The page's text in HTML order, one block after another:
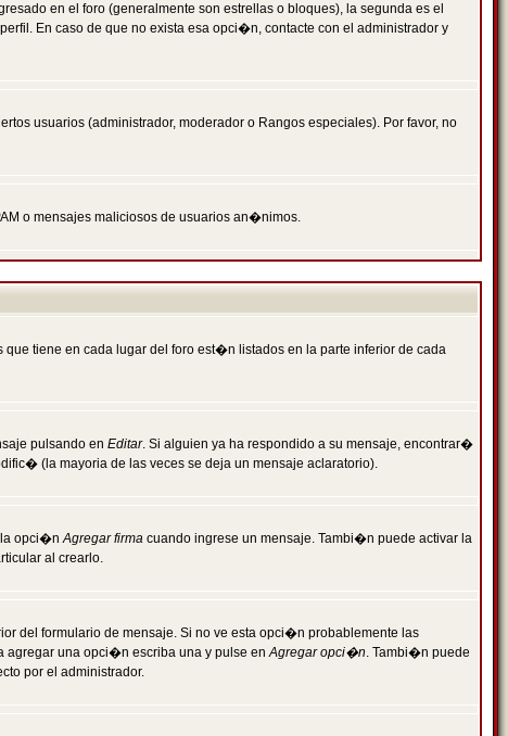
en el foro (generalmente son estrellas o bloques), la segunda es el
En caso de que no exista esa opci�n, contacte con el administrador y
usuarios (administrador, moderador o Rangos especiales). Por favor, no
o mensajes maliciosos de usuarios an�nimos.
tiene en cada lugar del foro est�n listados en la parte inferior de cada
pulsando en Editar. Si alguien ya ha respondido a su mensaje, encontrar�
(la mayoria de las veces se deja un mensaje aclaratorio).
la opci�nAgregar firma cuando ingrese un mensaje. Tambi�n puede activar la
al crearlo.
del formulario de mensaje. Si no ve esta opci�n probablemente las
agregar una opci�n escriba una y pulse enAgregar opci�n. Tambi�n puede
por el administrador.